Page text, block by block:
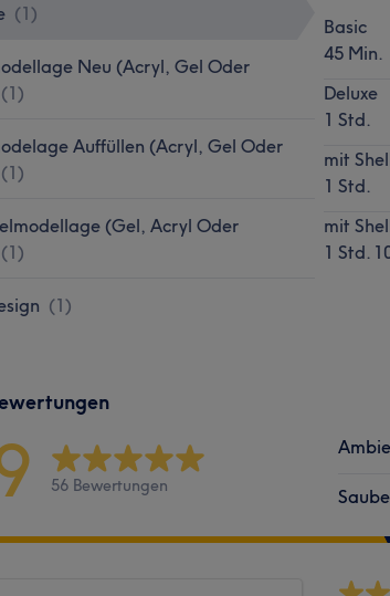
(1 )
Neu (Acryl, Gel Oder
(1)
Auffüllen (Acryl, Gel Oder
(1)
(Gel, Acryl Oder
(1)
(1)
Basic
45 Min.
Deluxe
1 Std.
mit
1 Std.
mit
1 Std.
56 Bewertungen